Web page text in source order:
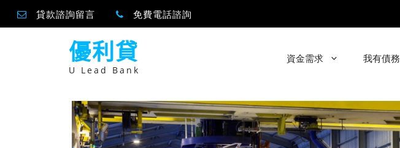
貸款諮詢留言 免費電話諮詢
優利貸
U Lead Bank
資金需求 我有債務